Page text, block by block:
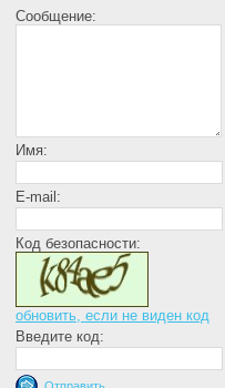
Сообщение:
Имя:
E-mail:
Код безопасности:
обновить, если не виден код
Введите код: